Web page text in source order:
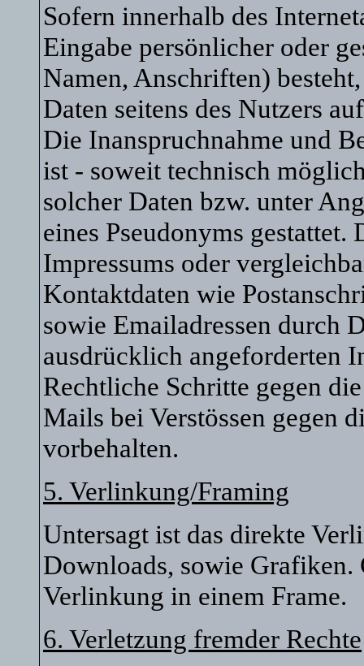
Sofern innerhalb des
Eingabe persönlicher oder
Namen, Anschriften)
Daten seitens des Nutzers
Die Inanspruchnahme und
ist - soweit technisch
solcher Daten bzw. unter
eines Pseudonyms
Impressums oder
Kontaktdaten wie
sowie Emailadressen durch
ausdrücklich angeforderten
Rechtliche Schritte gegen
Mails bei Verstössen gegen
vorbehalten.
5. Verlinkung/Framing
Untersagt ist das direkte
Downloads, sowie Grafiken.
Verlinkung in einem Frame.
6. Verletzung fremder Rechte